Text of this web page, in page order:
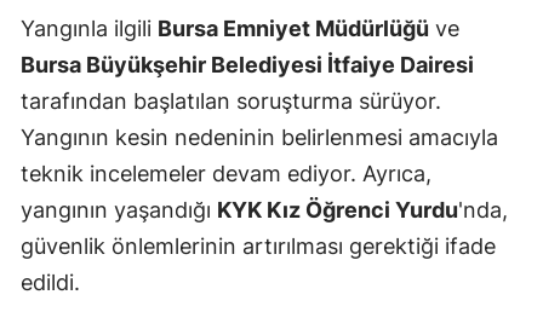
Yangınla ilgili Bursa Emniyet Müdürlüğü ve
Bursa Büyükşehir Belediyesi İtfaiye Dairesi
tarafından başlatılan soruşturma sürüyor.
Yangının kesin nedeninin belirlenmesi amacıyla
teknik incelemeler devam ediyor. Ayrıca,
yangının yaşandığı KYK Kız Öğrenci Yurdu'nda,
güvenlik önlemlerinin artırılması gerektiği ifade
edildi.